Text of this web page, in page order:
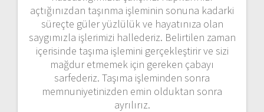
açtığınızdan taşınma işleminin sonuna kadarki
süreçte güler yüzlülük ve hayatınıza olan
saygımızla işlerimizi hallederiz. Belirtilen zaman
içerisinde taşıma işlemini gerçekleştirir ve sizi
mağdur etmemek için gereken çabayı
sarfederiz. Taşıma işleminden sonra
memnuniyetinizden emin olduktan sonra
ayrılırız.